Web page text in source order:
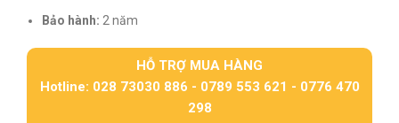
Bảo hành: 2 năm
HỖ TRỢ MUA HÀNG
Hotline: 028 73030 886 - 0789 553 621 - 0776 470
298